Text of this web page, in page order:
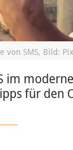
von SMS, Bild:
im
für den